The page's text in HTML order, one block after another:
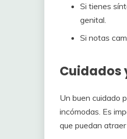
Si tienes
genital.
Si notas
Cuidados
Un buen cuidado
incómodas. Es
que puedan